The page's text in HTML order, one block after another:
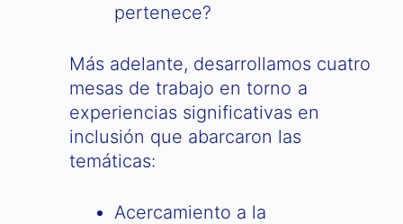
pertenece?
Más adelante, desarrollamos cuatro
mesas de trabajo en torno a
experiencias significativas en
inclusión que abarcaron las
temáticas:
Acercamiento a la